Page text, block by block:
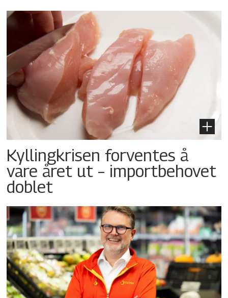
Kyllingkrisen forventes å
vare året ut – importbehovet
doblet